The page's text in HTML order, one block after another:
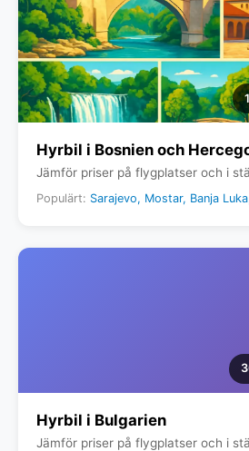
Hyrbil i Bosnien och
Jämför priser på flygplatser och i
Populärt: Sarajevo, Mostar, Banja
Hyrbil i Bulgarien
Jämför priser på flygplatser och i